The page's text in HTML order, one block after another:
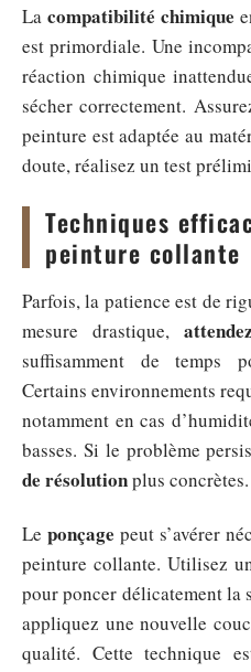
La compatibilité chimique
est primordiale. Une
réaction chimique
sécher correctement.
peinture est adaptée au
doute, réalisez un test
Techniques
peinture collante
Parfois, la patience est de
mesure drastique, attendez
suffisamment de temps
Certains environnements
notamment en cas
basses. Si le problème
de résolutionplus concrètes.
Le ponçage peut s’avérer
peinture collante. Utilisez
pour poncer délicatement la
appliquez une nouvelle
qualité. Cette technique